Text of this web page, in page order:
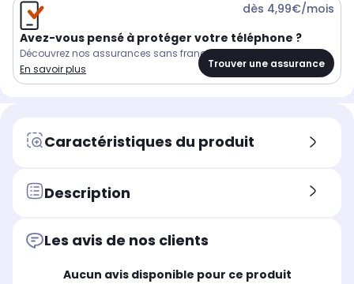
Avez-vous pensé à protéger votre téléphone ?
Découvrez nos assurances sans franchise
En savoir plus
dès 4,99€/mois
Trouver une assurance
Caractéristiques du produit
Description
Les avis de nos clients
Aucun avis disponible pour ce produit